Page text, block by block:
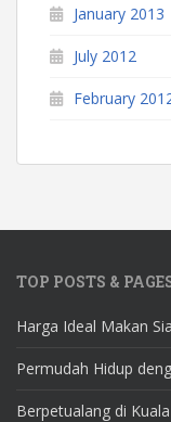
January 2013
July 2012
February
TOP POSTS &
Harga Ideal Makan
Permudah Hidup
Berpetualang di